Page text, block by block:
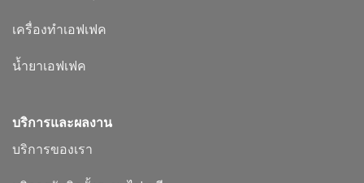
เครื่องทำเอฟเฟค
น้ำยาเอฟเฟค
บริการและผลงาน
บริการของเรา